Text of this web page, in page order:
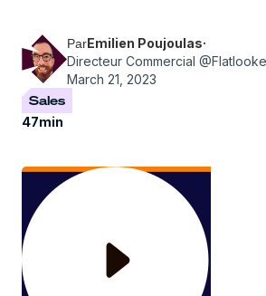
ParEmilien Poujoulas·
Directeur Commercial
March 21, 2023
Sales
47min